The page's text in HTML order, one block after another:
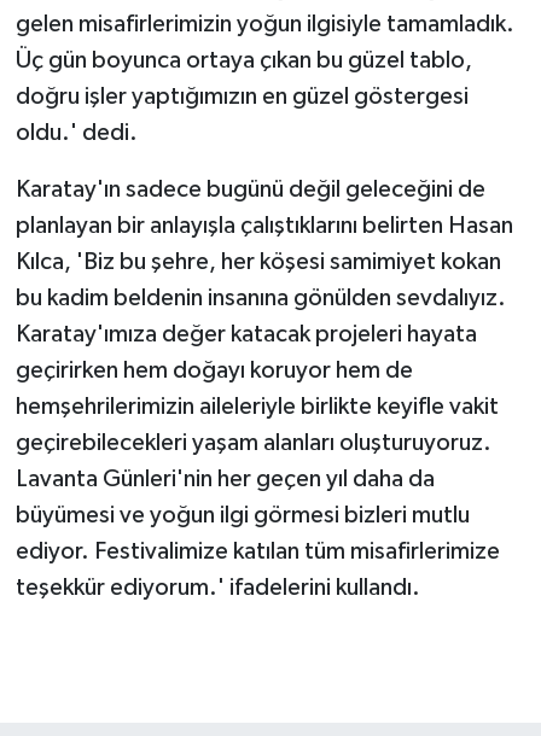
gelen misafirlerimizin yoğun ilgisiyle tamamladık.
Üç gün boyunca ortaya çıkan bu güzel tablo,
doğru işler yaptığımızın en güzel göstergesi
oldu.' dedi.
Karatay'ın sadece bugünü değil geleceğini de
planlayan bir anlayışla çalıştıklarını belirten Hasan
Kılca, 'Biz bu şehre, her köşesi samimiyet kokan
bu kadim beldenin insanına gönülden sevdalıyız.
Karatay'ımıza değer katacak projeleri hayata
geçirirken hem doğayı koruyor hem de
hemşehrilerimizin aileleriyle birlikte keyifle vakit
geçirebilecekleri yaşam alanları oluşturuyoruz.
Lavanta Günleri'nin her geçen yıl daha da
büyümesi ve yoğun ilgi görmesi bizleri mutlu
ediyor. Festivalimize katılan tüm misafirlerimize
teşekkür ediyorum.' ifadelerini kullandı.